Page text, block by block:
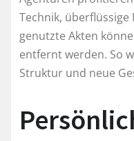
Technik,
genutzte Akten
entfernt werden. So
Struktur und neue